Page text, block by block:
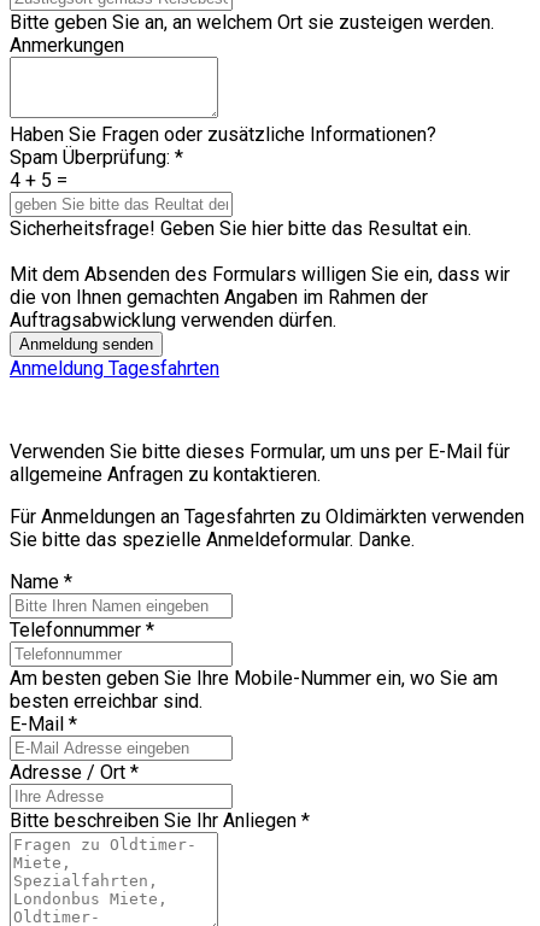
Bitte geben Sie an, an welchem Ort sie zusteigen werden.
Anmerkungen
Haben Sie Fragen oder zusätzliche Informationen?
Spam Überprüfung: *
4 + 5 =
Sicherheitsfrage! Geben Sie hier bitte das Resultat ein.
Mit dem Absenden des Formulars willigen Sie ein, dass wir
die von Ihnen gemachten Angaben im Rahmen der
Auftragsabwicklung verwenden dürfen.
Anmeldung senden
Anmeldung Tagesfahrten
Verwenden Sie bitte dieses Formular, um uns per E-Mail für
allgemeine Anfragen zu kontaktieren.
Für Anmeldungen an Tagesfahrten zu Oldimärkten verwenden
Sie bitte das spezielle Anmeldeformular. Danke.
Name *
Telefonnummer *
Am besten geben Sie Ihre Mobile-Nummer ein, wo Sie am
besten erreichbar sind.
E-Mail *
Adresse / Ort *
Bitte beschreiben Sie Ihr Anliegen *